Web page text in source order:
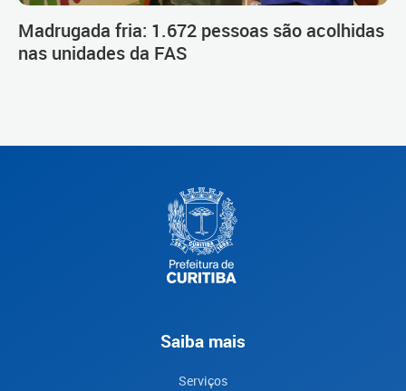
Madrugada fria: 1.672 pessoas são acolhidas
nas unidades da FAS
Saiba mais
Serviços